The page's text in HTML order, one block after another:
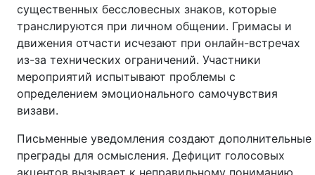
существенных бессловесных знаков, которые
транслируются при личном общении. Гримасы и
движения отчасти исчезают при онлайн-встречах
из-за технических ограничений. Участники
мероприятий испытывают проблемы с
определением эмоционального самочувствия
визави.
Письменные уведомления создают дополнительные
преграды для осмысления. Дефицит голосовых
акцентов вызывает к неправильному пониманию